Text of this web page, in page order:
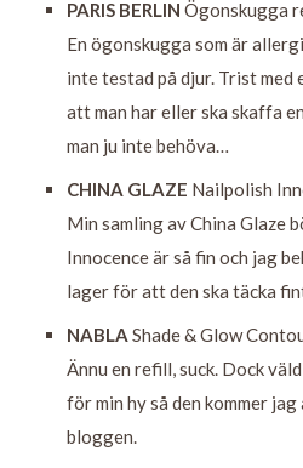
PARIS BERLIN Ögonskugga
En ögonskugga som är
inte testad på djur. Trist
att man har eller ska skaffa
man ju inte behöva…
CHINA GLAZE Nailpolish
Min samling av China Glaze
Innocence är så fin och jag
lager för att den ska täcka
NABLA Shade & Glow
Ännu en refill, suck. Dock
för min hy så den kommer
bloggen.